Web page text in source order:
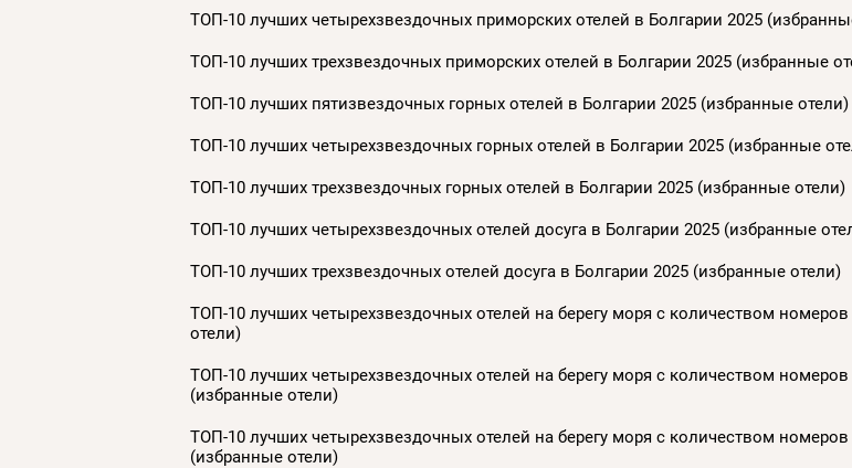
ТОП-10 лучших четырехзвездочных приморских отелей в Болгарии 2025
ТОП-10 лучших трехзвездочных приморских отелей в Болгарии 2025 (избранные
ТОП-10 лучших пятизвездочных горных отелей в Болгарии 2025 (избранные отели)
ТОП-10 лучших четырехзвездочных горных отелей в Болгарии 2025 (избранные
ТОП-10 лучших трехзвездочных горных отелей в Болгарии 2025 (избранные отели)
ТОП-10 лучших четырехзвездочных отелей досуга в Болгарии 2025 (избранные
ТОП-10 лучших трехзвездочных отелей досуга в Болгарии 2025 (избранные отели)
ТОП-10 лучших четырехзвездочных отелей на берегу моря с количеством
отели)
ТОП-10 лучших четырехзвездочных отелей на берегу моря с количеством номеров
(избранные отели)
ТОП-10 лучших четырехзвездочных отелей на берегу моря с количеством номеров
(избранные отели)